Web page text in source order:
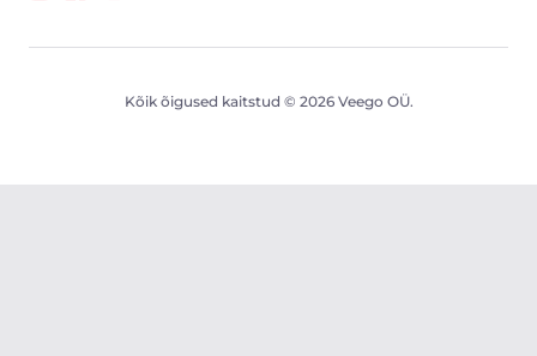
Kõik õigused kaitstud © 2026 Veego OÜ.